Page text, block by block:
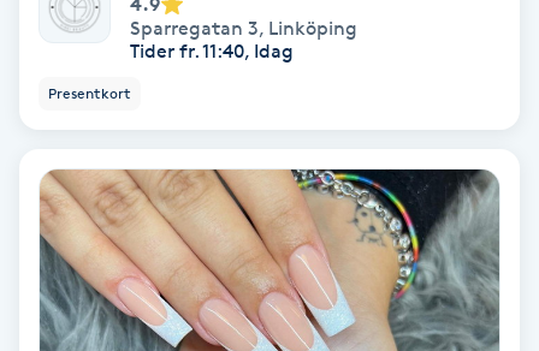
Fransar
Fransfärgning
Fransförlängning
Fransförlängning Megavolym
Sparregatan 3, Linköping
Tider fr. 11:40, Idag
Presentkort